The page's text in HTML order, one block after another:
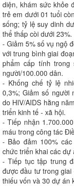
diện, khám sức khỏe
trẻ em dưới 01 tuổi
sống; tỷ lệ suy dinh
thể thấp còi dưới 23%.
- Giảm 5% số vụ ngộ
với trung bình giai
phẩm cấp tính
người/100.000 dân.
- Khống chế tỷ lệ
0,3%; Giảm số người
do HIV/AIDS hằng
triển kinh tế - xã hội.
- Tiếp nhận
máu trong công tác
- Bảo đảm 100%
chức triển khai các dự
- Tiếp tục tập trung
được đầu tư trong
thiếu vốn và 30 dự án